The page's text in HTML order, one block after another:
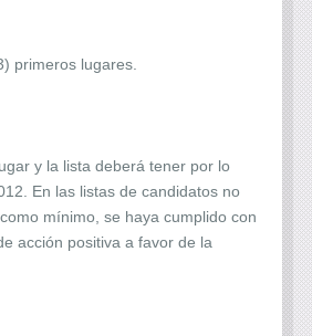
primeros lugares.
y la lista deberá tener por lo
En las listas de candidatos no
mínimo, se haya cumplido con
acción positiva a favor de la